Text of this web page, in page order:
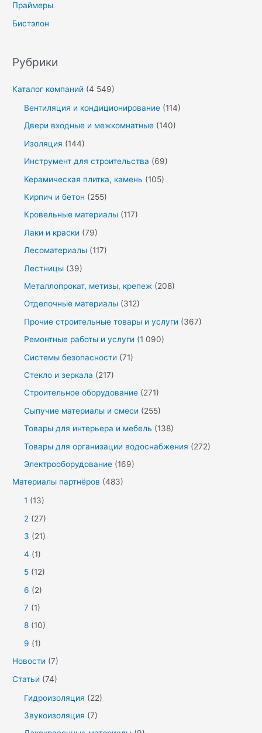
Праймеры
Бистэлон
Рубрики
Каталог компаний (4 549)
Вентиляция и кондиционирование (114)
Двери входные и межкомнатные (140)
Изоляция (144)
Инструмент для строительства (69)
Керамическая плитка, камень (105)
Кирпич и бетон (255)
Кровельные материалы (117)
Лаки и краски (79)
Лесоматериалы (117)
Лестницы (39)
Металлопрокат, метизы, крепеж (208)
Отделочные материалы (312)
Прочие строительные товары и услуги (367)
Ремонтные работы и услуги (1 090)
Системы безопасности (71)
Стекло и зеркала (217)
Строительное оборудование (271)
Сыпучие материалы и смеси (255)
Товары для интерьера и мебель (138)
Товары для организации водоснабжения (272)
Электрооборудование (169)
Материалы партнёров (483)
1 (13)
2 (27)
3 (21)
4 (1)
5 (12)
6 (2)
7 (1)
8 (10)
9 (1)
Новости (7)
Статьи (74)
Гидроизоляция (22)
Звукоизоляция (7)